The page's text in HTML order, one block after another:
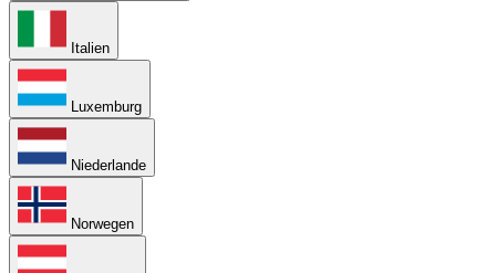
Italien
Luxemburg
Niederlande
Norwegen